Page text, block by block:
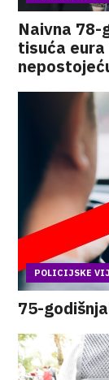
Naivna 78-
tisuća eura
POLICIJSKE
75-